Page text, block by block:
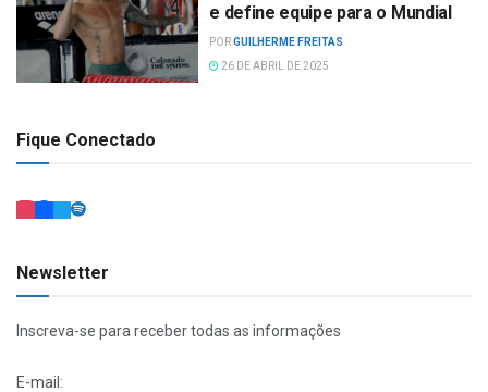
e define equipe para o Mundial
PORGUILHERME FREITAS
26 DE ABRIL DE 2025
Fique Conectado
Newsletter
Inscreva-se para receber todas as informações
E-mail: